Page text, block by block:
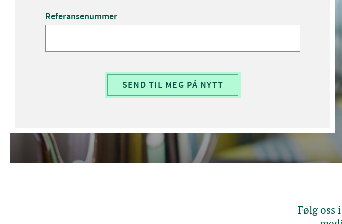
Referansenummer
SEND TIL MEG PÅ NYTT
Følg oss